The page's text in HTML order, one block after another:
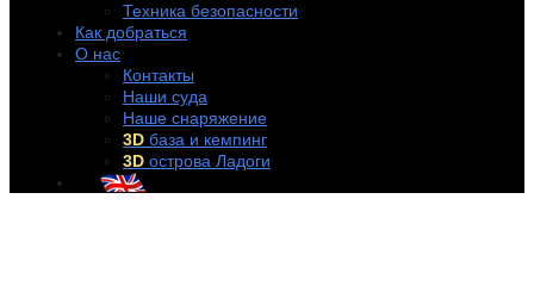
Техника безопасности
Как добраться
О нас
Контакты
Наши суда
Наше снаряжение
3D база и кемпинг
3D острова Ладоги